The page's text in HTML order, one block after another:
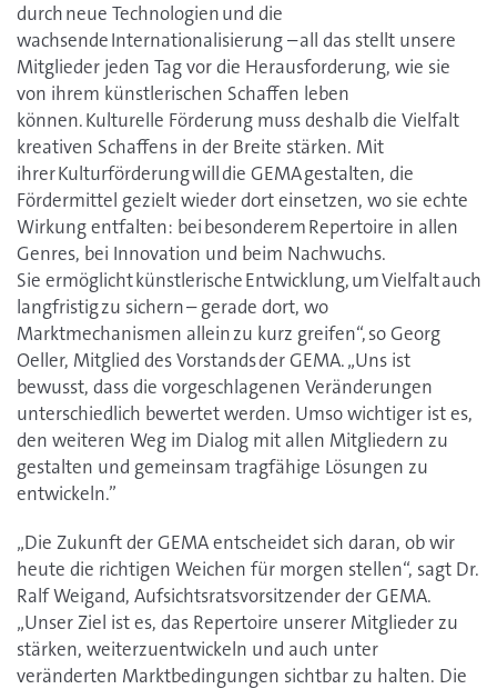
durch neue Technologien und die
wachsende Internationalisierung – all das stellt unsere
Mitglieder jeden Tag vor die Herausforderung, wie sie
von ihrem künstlerischen Schaffen leben
können. Kulturelle Förderung muss deshalb die Vielfalt
kreativen Schaffens in der Breite stärken. Mit
ihrer Kulturförderung will die GEMA gestalten, die
Fördermittel gezielt wieder dort einsetzen, wo sie echte
Wirkung entfalten: bei besonderem Repertoire in allen
Genres, bei Innovation und beim Nachwuchs.
Sie ermöglicht künstlerische Entwicklung, um Vielfalt auch
langfristig zu sichern – gerade dort, wo
Marktmechanismen allein zu kurz greifen“, so Georg
Oeller, Mitglied des Vorstands der GEMA. „Uns ist
bewusst, dass die vorgeschlagenen Veränderungen
unterschiedlich bewertet werden. Umso wichtiger ist es,
den weiteren Weg im Dialog mit allen Mitgliedern zu
gestalten und gemeinsam tragfähige Lösungen zu
entwickeln.”
„Die Zukunft der GEMA entscheidet sich daran, ob wir
heute die richtigen Weichen für morgen stellen“, sagt Dr.
Ralf Weigand, Aufsichtsratsvorsitzender der GEMA.
„Unser Ziel ist es, das Repertoire unserer Mitglieder zu
stärken, weiterzuentwickeln und auch unter
veränderten Marktbedingungen sichtbar zu halten. Die